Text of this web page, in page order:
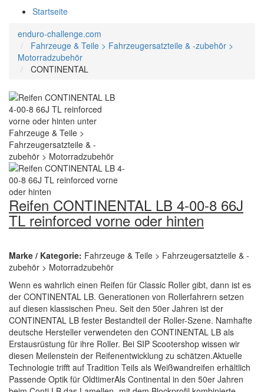
Startseite
enduro-challenge.com
Fahrzeuge & Teile > Fahrzeugersatzteile & -zubehör >
Motorradzubehör
CONTINENTAL
Reifen CONTINENTAL LB 4-00-8 66J
TL reinforced vorne oder hinten
Marke / Kategorie: Fahrzeuge & Teile > Fahrzeugersatzteile & -
zubehör > Motorradzubehör
Wenn es wahrlich einen Reifen für Classic Roller gibt, dann ist es
der CONTINENTAL LB. Generationen von Rollerfahrern setzen
auf diesen klassischen Pneu. Seit den 50er Jahren ist der
CONTINENTAL LB fester Bestandteil der Roller-Szene. Namhafte
deutsche Hersteller verwendeten den CONTINENTAL LB als
Erstausrüstung für ihre Roller. Bei SIP Scootershop wissen wir
diesen Meilenstein der Reifenentwicklung zu schätzen.Aktuelle
Technologie trifft auf Tradition Teils als Weißwandreifen erhältlich
Passende Optik für OldtimerAls Continental in den 50er Jahren